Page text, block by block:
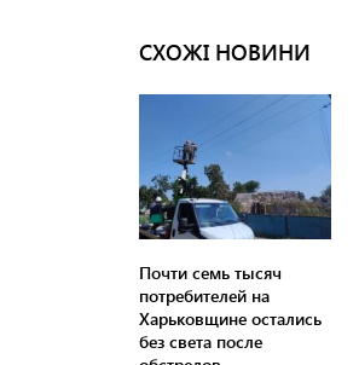
СХОЖІ НОВИНИ
Почти семь тысяч
потребителей на
Харьковщине остались
без света после